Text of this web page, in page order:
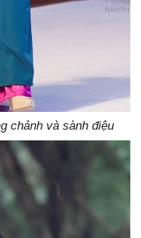
chảnh và sành điệu